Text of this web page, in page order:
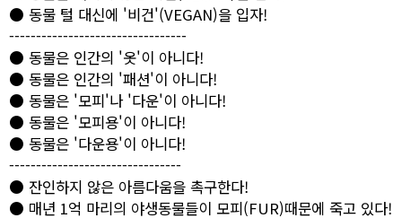
● 동물 털 대신에 '비건'(VEGAN)을 입자!
---------------------------------
● 동물은 인간의 '옷'이 아니다!
● 동물은 인간의 '패션'이 아니다!
● 동물은 '모피'나 '다운'이 아니다!
● 동물은 '모피용'이 아니다!
● 동물은 '다운용'이 아니다!
--------------------------------
● 잔인하지 않은 아름다움을 촉구한다!
● 매년 1억 마리의 야생동물들이 모피(FUR)때문에 죽고 있다!